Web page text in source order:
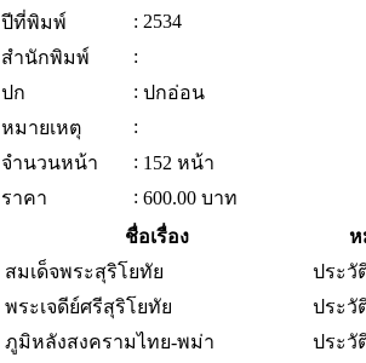
ปีที่พิมพ์
: 2534
สำนักพิมพ์
:
ปก
: ปกอ่อน
หมายเหตุ
:
จำนวนหน้า
: 152 หน้า
ราคา
: 600.00 บาท
ชื่อเรื่อง
ห
สมเด็จพระสุริโยทัย
ประวั
พระเจดีย์ศรีสุริโยทัย
ประวั
ภูมิหลังสงครามไทย-พม่า
ประวั